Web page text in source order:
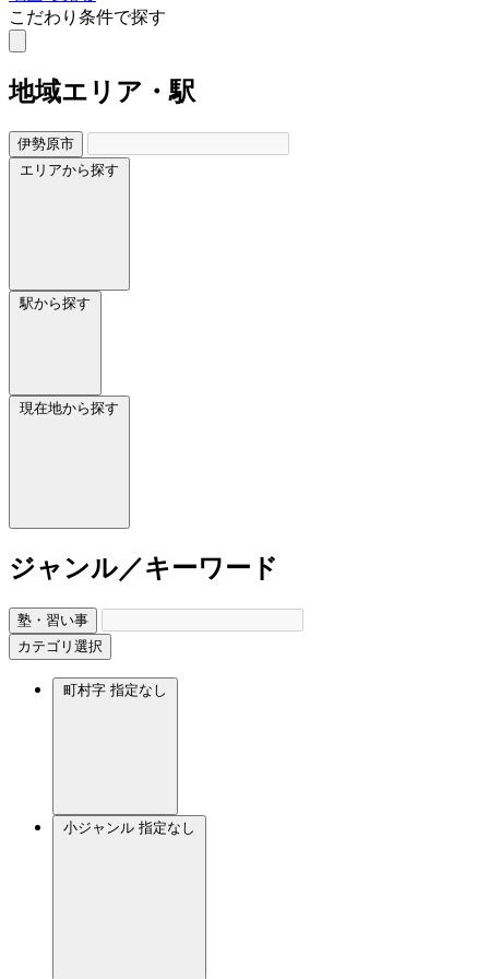
こだわり条件で探す
地域エリア・駅
伊勢原市
エリアから探す
駅から探す
現在地から探す
ジャンル／キーワード
塾・習い事
カテゴリ選択
町村字 指定なし
小ジャンル 指定なし